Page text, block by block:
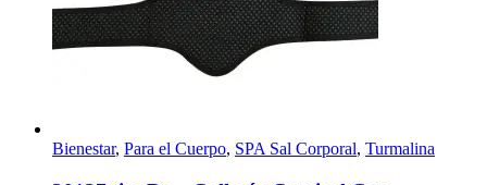
Bienestar, Para el Cuerpo, SPA Sal Corporal, Turmalina